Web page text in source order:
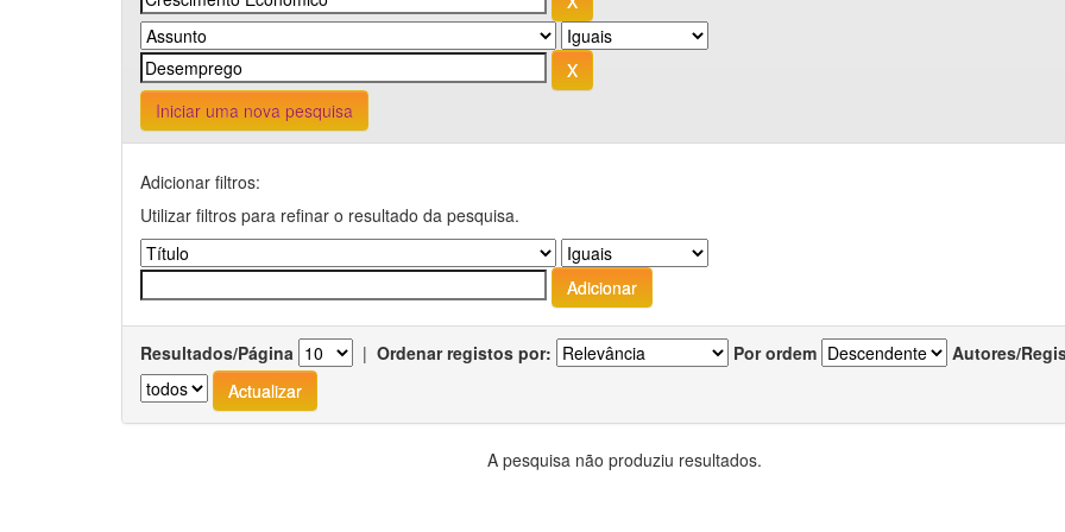
Iniciar uma nova pesquisa
Adicionar filtros:
Utilizar filtros para refinar o resultado da pesquisa.
Resultados/Página | Ordenar registos por: Por ordem Autores/
A pesquisa não produziu resultados.